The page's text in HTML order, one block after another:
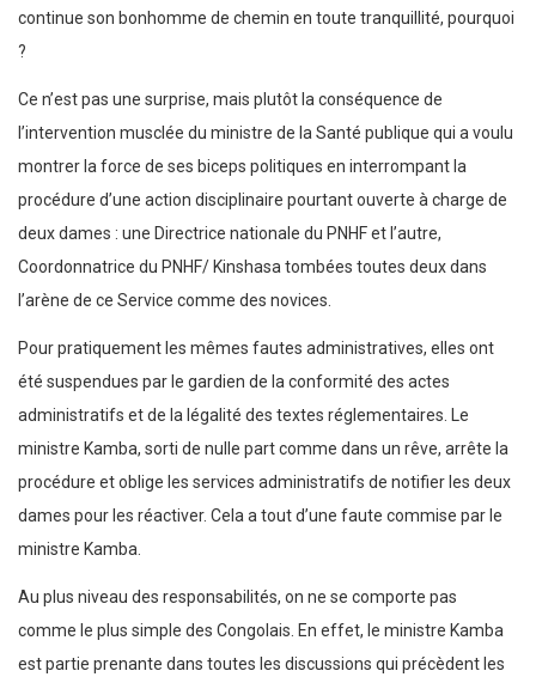
continue son bonhomme de chemin en toute tranquillité, pourquoi
?
Ce n’est pas une surprise, mais plutôt la conséquence de
l’intervention musclée du ministre de la Santé publique qui a voulu
montrer la force de ses biceps politiques en interrompant la
procédure d’une action disciplinaire pourtant ouverte à charge de
deux dames : une Directrice nationale du PNHF et l’autre,
Coordonnatrice du PNHF/ Kinshasa tombées toutes deux dans
l’arène de ce Service comme des novices.
Pour pratiquement les mêmes fautes administratives, elles ont
été suspendues par le gardien de la conformité des actes
administratifs et de la légalité des textes réglementaires. Le
ministre Kamba, sorti de nulle part comme dans un rêve, arrête la
procédure et oblige les services administratifs de notifier les deux
dames pour les réactiver. Cela a tout d’une faute commise par le
ministre Kamba.
Au plus niveau des responsabilités, on ne se comporte pas
comme le plus simple des Congolais. En effet, le ministre Kamba
est partie prenante dans toutes les discussions qui précèdent les